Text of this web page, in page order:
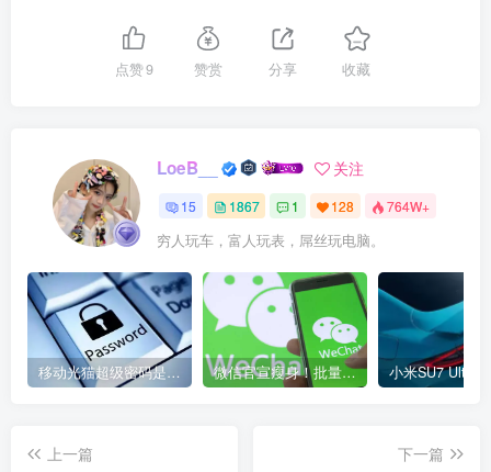
点赞9 赞赏 分享 收藏
LoeB__ 关注
15 1867 1 128 764W+
穷人玩车，富人玩表，屌丝玩电脑。
移动光猫超级密码是多少？移动光猫超级管理员后台账号与密码 微信官宣瘦身！批量清理原图新功能来了 安卓、iOS均可使用
上一篇
下一篇